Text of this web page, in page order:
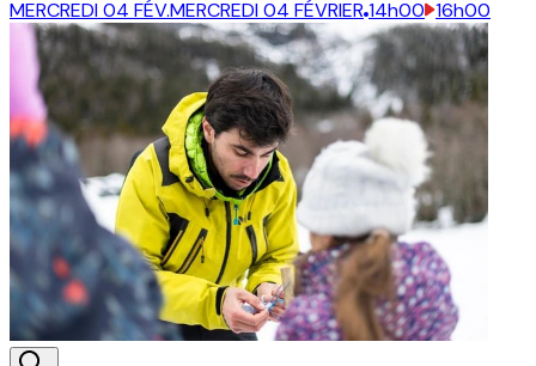
MERCREDI 04 FÉV.MERCREDI 04 FÉVRIER 14h00 16h00